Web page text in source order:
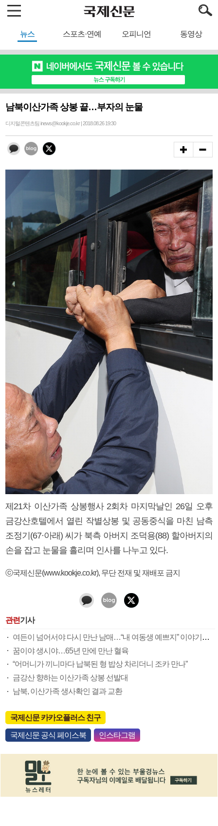
뉴스 스포츠·연예 오피니언 동영상
남북이산가족 상봉 끝…부자의 눈물
디지털콘텐츠팀 inews@kookje.co.kr | 2018.08.26 19:30
제21차 이산가족 상봉행사 2회차 마지막날인 26일 오후
금강산호텔에서 열린 작별상봉 및 공동중식을 마친 남측
조정기(67·아래) 씨가 북측 아버지 조덕용(88) 할아버지의
손을 잡고 눈물을 흘리며 인사를 나누고 있다.
ⓒ국제신문(www.kookje.co.kr), 무단 전재 및 재배포 금지
관련기사
여든이 넘어서야 다시 만난 남매…“내 여동생 예쁘지” 이야기꽃 만발
꿈이야 생시야…65년 만에 만난 혈육
“어머니가 끼니마다 납북된 형 밥상 차리더니 조카 만나”
금강산 향하는 이산가족 상봉 선발대
남북, 이산가족 생사확인 결과 교환
국제신문 카카오플러스 친구
국제신문 공식 페이스북 인스타그램